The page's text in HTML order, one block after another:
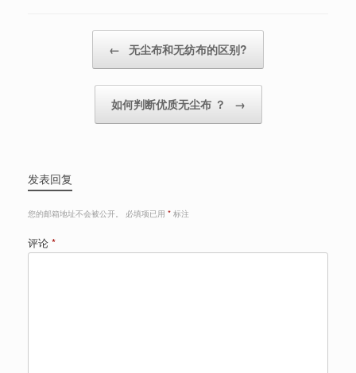
← 无尘布和无纺布的区别?
如何判断优质无尘布 ？ →
发表回复
您的邮箱地址不会被公开。 必填项已用 * 标注
评论 *